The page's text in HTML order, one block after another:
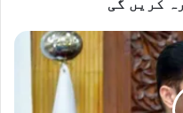
کریں گی